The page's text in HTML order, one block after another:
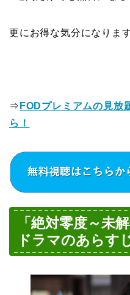
更にお得な気分になりま
⇒ FODプレミアムの見放
ら！
「絶対零度～未
ドラマのあらす